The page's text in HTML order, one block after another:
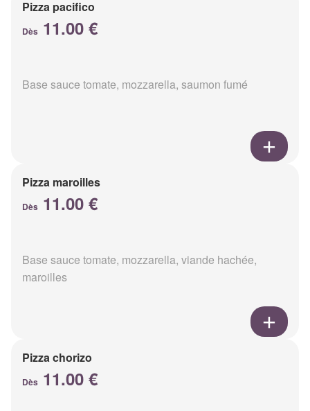
Pizza pacifico
Dès 11.00 €
Base sauce tomate, mozzarella, saumon fumé
Pizza maroilles
Dès 11.00 €
Base sauce tomate, mozzarella, viande hachée,
maroilles
Pizza chorizo
Dès 11.00 €